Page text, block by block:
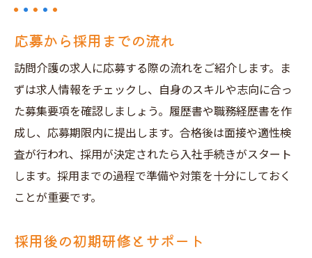
応募から採用までの流れ
訪問介護の求人に応募する際の流れをご紹介します。ま
ずは求人情報をチェックし、自身のスキルや志向に合っ
た募集要項を確認しましょう。履歴書や職務経歴書を作
成し、応募期限内に提出します。合格後は面接や適性検
査が行われ、採用が決定されたら入社手続きがスタート
します。採用までの過程で準備や対策を十分にしておく
ことが重要です。
採用後の初期研修とサポート